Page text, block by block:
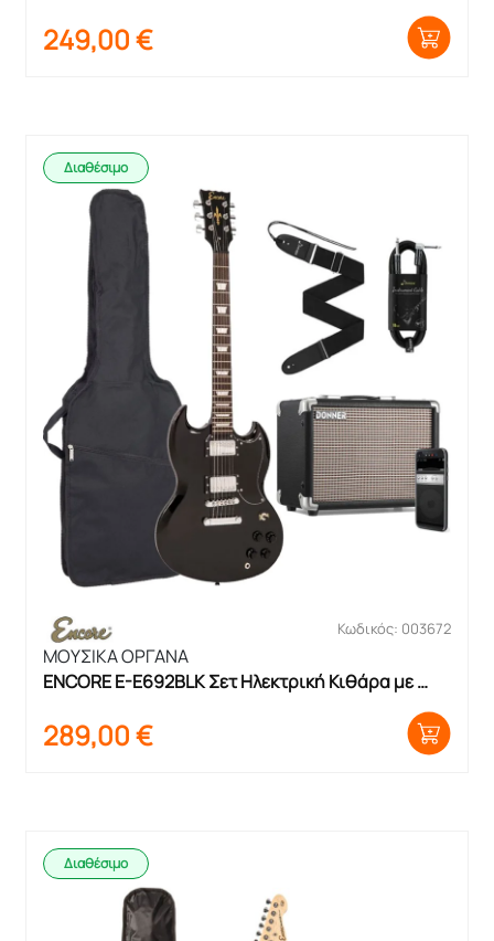
249,00€
Διαθέσιμο
Κωδικός: 003672
ΜΟΥΣΙΚΑ ΟΡΓΑΝΑ
ENCORE E-E692ΒLK Σετ Ηλεκτρική Κιθάρα με
289,00€
Διαθέσιμο